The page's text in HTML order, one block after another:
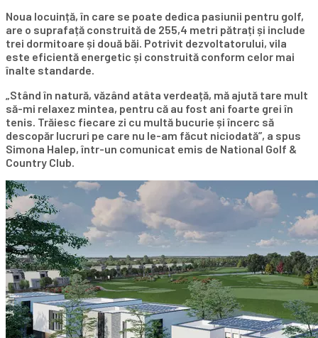
Noua locuință, în care se poate dedica pasiunii pentru golf,
are o suprafață construită de 255,4 metri pătrați și include
trei dormitoare și două băi. Potrivit dezvoltatorului, vila
este eficientă energetic și construită conform celor mai
înalte standarde.
„Stând în natură, văzând atâta verdeață, mă ajută tare mult
să-mi relaxez mintea, pentru că au fost ani foarte grei în
tenis. Trăiesc fiecare zi cu multă bucurie și încerc să
descopăr lucruri pe care nu le-am făcut niciodată”, a spus
Simona Halep, într-un comunicat emis de National Golf &
Country Club.